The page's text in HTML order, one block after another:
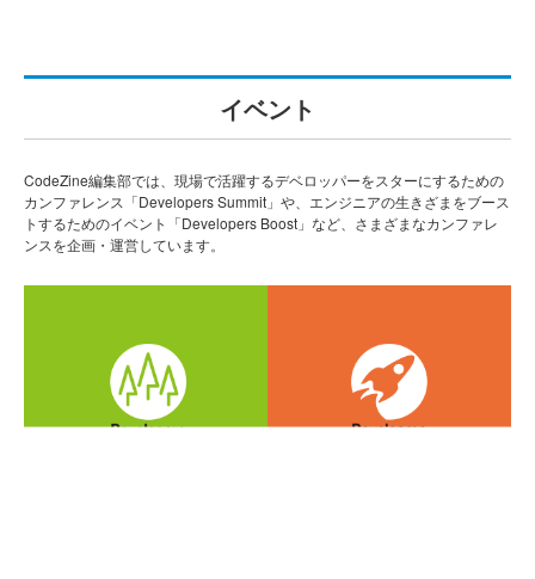
イベント
CodeZine編集部では、現場で活躍するデベロッパーをスターにするための
カンファレンス「Developers Summit」や、エンジニアの生きざまをブース
トするためのイベント「Developers Boost」など、さまざまなカンファレ
ンスを企画・運営しています。